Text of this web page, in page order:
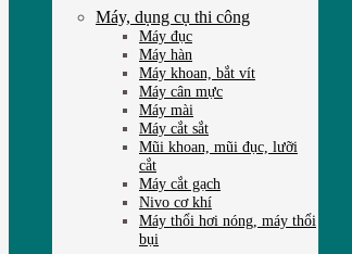
Máy, dụng cụ thi công
Máy đục
Máy hàn
Máy khoan, bắt vít
Máy cân mực
Máy mài
Máy cắt sắt
Mũi khoan, mũi đục, lưỡi
cắt
Máy cắt gạch
Nivo cơ khí
Máy thổi hơi nóng, máy thổi
bụi